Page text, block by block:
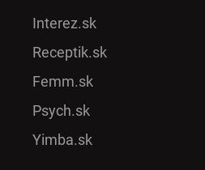
Interez.sk
Receptik.sk
Femm.sk
Psych.sk
Yimba.sk